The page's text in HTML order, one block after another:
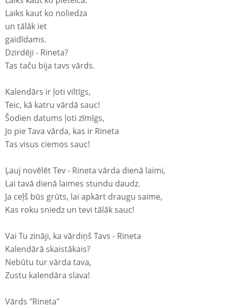
Laiks kaut ko noliedza
un tālāk iet
gaidīdams.
Dzirdēji - Rineta?
Tas taču bija tavs vārds.
Kalendārs ir ļoti viltīgs,
Teic, kā katru vārdā sauc!
Šodien datums ļoti zīmīgs,
Jo pie Tava vārda, kas ir Rineta
Tas visus ciemos sauc!
Ļauj novēlēt Tev - Rineta vārda dienā laimi,
Lai tavā dienā laimes stundu daudz.
Ja ceļš būs grūts, lai apkārt draugu saime,
Kas roku sniedz un tevi tālāk sauc!
Vai Tu zināji, ka vārdiņš Tavs - Rineta
Kalendārā skaistākais?
Nebūtu tur vārda tava,
Zustu kalendāra slava!
Vārds "Rineta"